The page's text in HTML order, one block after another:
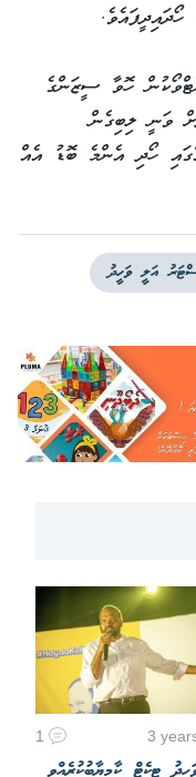
ހޮވާ ސީޒަންގެ
ވަނީ ލިބިގެން
ހޯދި އެންމެ ބޮޑު އެއް
އަލީ ވަހީދު
3
1
ޓިކެޓް ކާމިޔާބުކުރެއްވީ